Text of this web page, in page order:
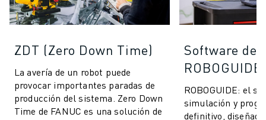
ZDT (Zero Down Time)
La avería de un robot puede
provocar importantes paradas de
producción del sistema. Zero Down
Time de FANUC es una solución de
Software de
ROBOGUIDE
ROBOGUIDE: el
simulación y
definitivo, diseñado